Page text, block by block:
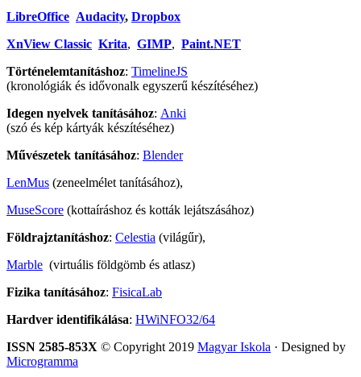
LibreOffice Audacity, Dropbox
XnView Classic Krita, GIMP, Paint.NET
Történelemtanításhoz: TimelineJS
(kronológiák és idővonalk egyszerű készítéséhez)
Idegen nyelvek tanításához: Anki
(szó és kép kártyák készítéséhez)
Művészetek tanításához: Blender
LenMus (zeneelmélet tanításához),
MuseScore (kottaíráshoz és kották lejátszásához)
Földrajztanításhoz: Celestia (világűr),
Marble (virtuális földgömb és atlasz)
Fizika tanításához: FisicaLab
Hardver identifikálása: HWiNFO32/64
ISSN 2585-853X © Copyright 2019 Magyar Iskola · Designed by
Microgramma